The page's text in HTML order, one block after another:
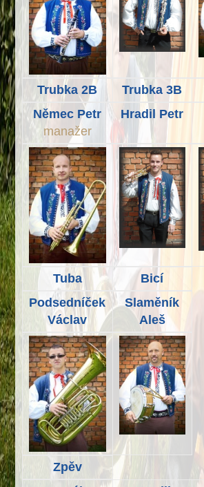
Trubka 2B Trubka 3B
Němec Petr
manažer
Hradil Petr
Tuba
Bicí
Podsedníček
Václav
Slaměník
Aleš
Zpěv